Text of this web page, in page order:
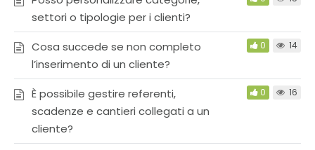
settori o tipologie per i clienti?
Cosa succede se non completo
l’inserimento di un cliente?
0 14
È possibile gestire referenti,
scadenze e cantieri collegati a un
cliente?
0 16